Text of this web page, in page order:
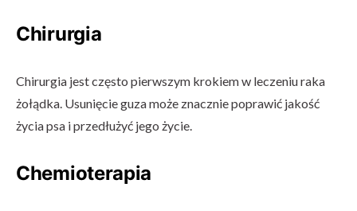
Chirurgia
Chirurgia jest często pierwszym krokiem w leczeniu raka
żołądka. Usunięcie guza może znacznie poprawić jakość
życia psa i przedłużyć jego życie.
Chemioterapia